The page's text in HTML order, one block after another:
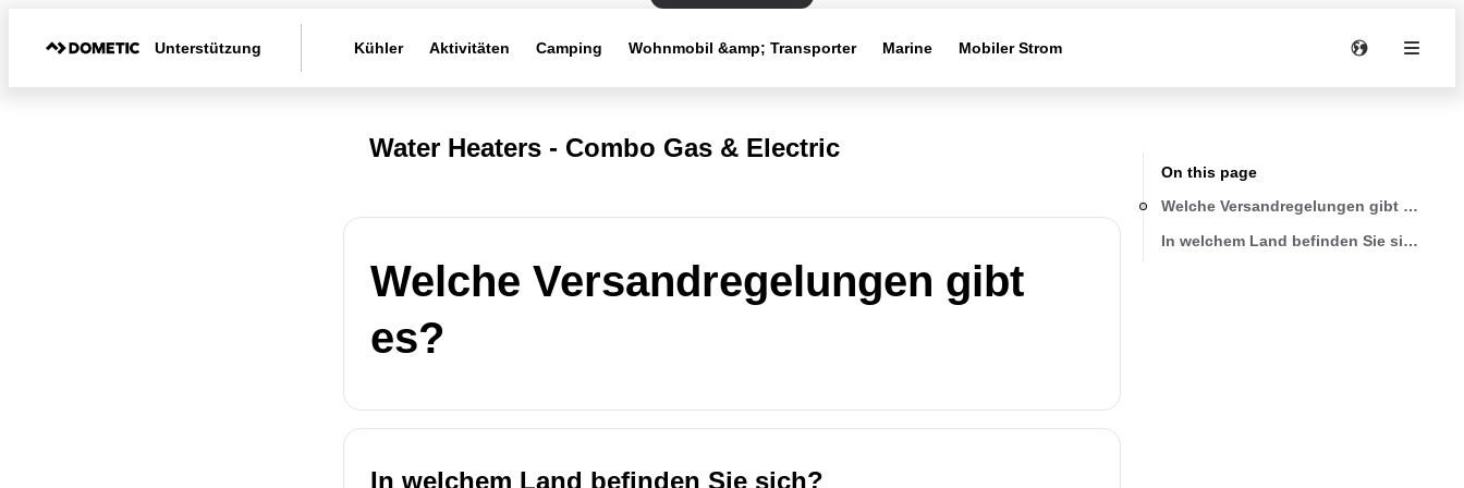
Unterstützung Kühler Aktivitäten Camping Wohnmobil &amp; Transporter Marine Mobiler Strom
Water Heaters - Combo Gas & Electric
Welche Versandregelungen gibt
es?
In welchem Land befinden Sie sich?
On this page
Welche Versandregelungen gibt es?
In welchem Land befinden Sie sich?